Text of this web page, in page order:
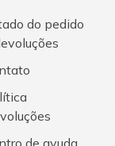
do pedido
de ayuda